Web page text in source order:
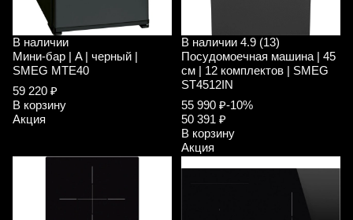
В наличии
Мини-бар | A | черный |
SMEG MTE40
59 220 ₽
В корзину
Акция
В наличии 4.9 (13)
Посудомоечная машина | 45
см | 12 комплектов | SMEG
ST4512IN
55 990 ₽-10%
50 391 ₽
В корзину
Акция